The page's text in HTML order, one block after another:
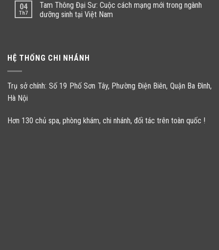
04
Th7
Tam Thông Đại Sư: Cuộc cách mạng mới trong ngành
dưỡng sinh tại Việt Nam
HỆ THỐNG CHI NHÁNH
Trụ sở chính: Số 19 Phố Sơn Tây, Phường Điện Biên, Quận Ba Đình,
Hà Nội
Hơn 130 chủ spa, phòng khám, chi nhánh, đối tác trên toàn quốc !